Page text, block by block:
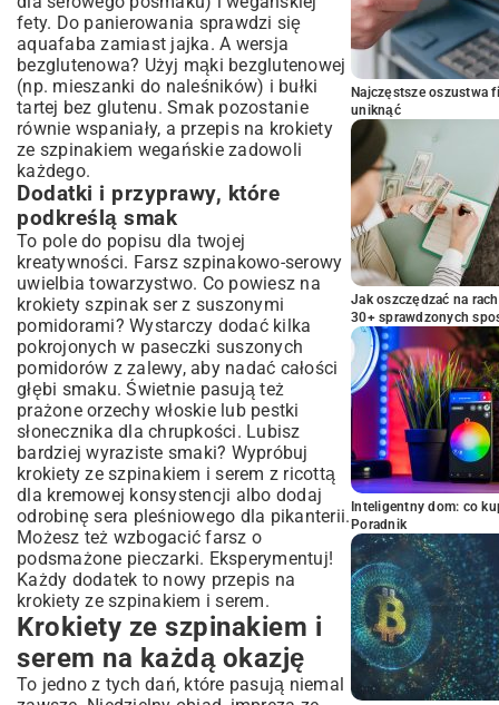
fety. Do panierowania sprawdzi się
aquafaba zamiast jajka. A wersja
bezglutenowa? Użyj mąki bezglutenowej
(np. mieszanki do naleśników) i bułki
tartej bez glutenu. Smak pozostanie
równie wspaniały, a przepis na krokiety
ze szpinakiem wegańskie zadowoli
każdego.
Dodatki i przyprawy, które
podkreślą smak
To pole do popisu dla twojej
kreatywności. Farsz szpinakowo-serowy
uwielbia towarzystwo. Co powiesz na
krokiety szpinak ser z suszonymi
pomidorami? Wystarczy dodać kilka
pokrojonych w paseczki suszonych
pomidorów z zalewy, aby nadać całości
głębi smaku. Świetnie pasują też
prażone orzechy włoskie lub pestki
słonecznika dla chrupkości. Lubisz
bardziej wyraziste smaki? Wypróbuj
krokiety ze szpinakiem i serem z ricottą
dla kremowej konsystencji albo dodaj
odrobinę sera pleśniowego dla pikanterii.
Możesz też wzbogacić farsz o
podsmażone pieczarki. Eksperymentuj!
Każdy dodatek to nowy przepis na
krokiety ze szpinakiem i serem.
Krokiety ze szpinakiem i
serem na każdą okazję
To jedno z tych dań, które pasują niemal
Najczęstsze oszustwa
uniknąć
Jak oszczędzać na
30+ sprawdzonych
Inteligentny dom: co
Poradnik